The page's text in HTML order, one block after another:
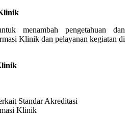
menambah pengetahuan dan
Klinik dan pelayanan kegiatan di
Standar Akreditasi
Klinik